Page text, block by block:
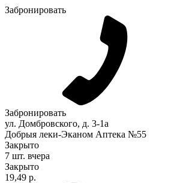
Забронировать
Забронировать
ул. Домбровского, д. 3-1а
Добрыя леки-Эканом Аптека №55
Закрыто
7 шт. вчера
Закрыто
19,49 р.